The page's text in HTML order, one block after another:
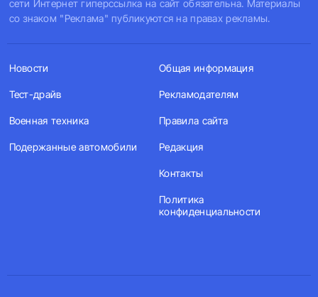
сети Интернет гиперссылка на сайт обязательна. Материалы
со знаком "Реклама" публикуются на правах рекламы.
Новости
Тест-драйв
Военная техника
Подержанные автомобили
Общая информация
Рекламодателям
Правила сайта
Редакция
Контакты
Политика
конфиденциальности